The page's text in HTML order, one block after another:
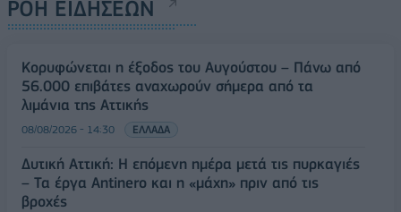
ΡΟΗ ΕΙΔΗΣΕΩΝ
Κορυφώνεται η έξοδος του Αυγούστου – Πάνω από
56.000 επιβάτες αναχωρούν σήμερα από τα
λιμάνια της Αττικής
08/08/2026 - 14:30 ΕΛΛΑΔΑ
Δυτική Αττική: Η επόμενη ημέρα μετά τις πυρκαγιές
– Τα έργα Antinero και η «μάχη» πριν από τις
βροχές